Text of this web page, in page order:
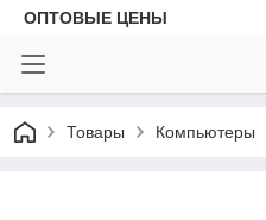
ОПТОВЫЕ ЦЕНЫ
Товары Компьютеры